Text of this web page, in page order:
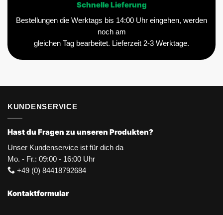
Schnelle Lieferung
Bestellungen die Werktags bis 14:00 Uhr eingehen, werden
noch am
gleichen Tag bearbeitet. Lieferzeit 2-3 Werktage.
KUNDENSERVICE
Hast du Fragen zu unseren Produkten?
Unser Kundenservice ist für dich da
Mo. - Fr.: 09:00 - 16:00 Uhr
+49 (0) 84418792684
Kontaktformular